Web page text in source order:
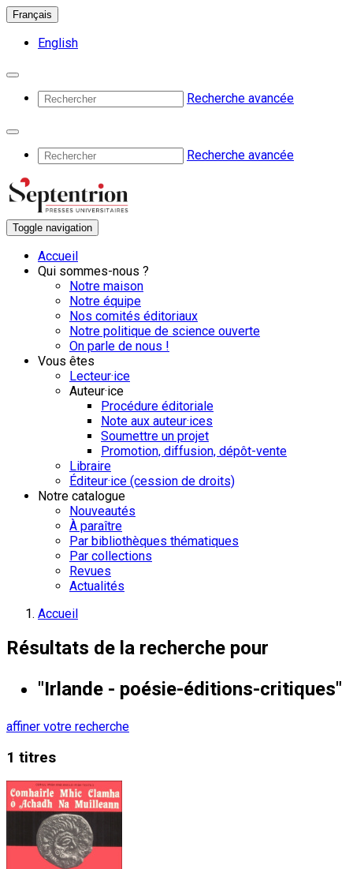
Français
English
Recherche avancée
Recherche avancée
Toggle navigation
Accueil
Qui sommes-nous ?
Notre maison
Notre équipe
Nos comités éditoriaux
Notre politique de science ouverte
On parle de nous !
Vous êtes
Lecteur·ice
Auteur·ice
Procédure éditoriale
Note aux auteur·ices
Soumettre un projet
Promotion, diffusion, dépôt-vente
Libraire
Éditeur·ice (cession de droits)
Notre catalogue
Nouveautés
À paraître
Par bibliothèques thématiques
Par collections
Revues
Actualités
Accueil
Résultats de la recherche pour
"Irlande - poésie-éditions-critiques"
affiner votre recherche
1 titres